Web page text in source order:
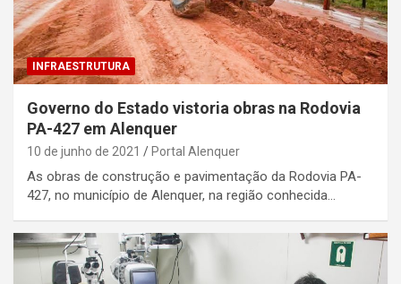
INFRAESTRUTURA
Governo do Estado vistoria obras na Rodovia
PA-427 em Alenquer
10 de junho de 2021 Portal Alenquer
As obras de construção e pavimentação da Rodovia PA-
427, no município de Alenquer, na região conhecida…